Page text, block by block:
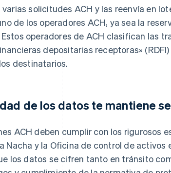
varias solicitudes ACH y las reenvía en
de los operadores ACH, ya sea la
operadores de ACH clasifican las
depositarias receptoras»
destinatarios.
de los datos te mantiene
ACH deben cumplir con los rigurosos
Nacha y la Oficina de control de activos
los datos se cifren tanto en tránsito